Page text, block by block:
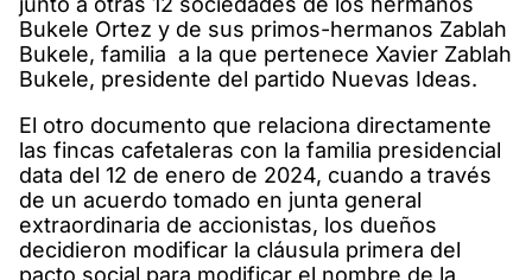
Bukele Ortez y de sus primos-hermanos Zablah
Bukele, familia a la que pertenece Xavier Zablah
Bukele, presidente del partido Nuevas Ideas.
El otro documento que relaciona directamente
las fincas cafetaleras con la familia presidencial
data del 12 de enero de 2024, cuando a través
de un acuerdo tomado en junta general
extraordinaria de accionistas, los dueños
decidieron modificar la cláusula primera del